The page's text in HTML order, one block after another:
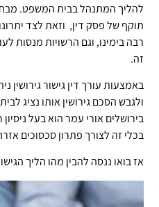
להליך המתנהל בבית המשפט.
תוקף של פסק דין, וזאת לצד
רבה בימינו, וגם הרשויות מנסות
זה.
באמצעות עורך דין גישור גירושין
ולגבש הסכם גירושין אותו נציג
בירושלים אורי עמר הוא בעל
בכלי זה לצורך פתרון סכסוכים
אז בואו ננסה להבין מהו הליך